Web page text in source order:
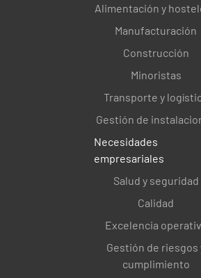
¿Tiene la nevera una capacidad
¿Se controla, registra y examina
la PSI sobre la obtención, el
la eliminación de medicamentos
Alimentación y
Manufacturación
Construcción
Minoristas
Transporte y
Gestión de
Necesidades
empresariales
Salud y seguridad
Calidad
Excelencia
Gestión de riesgos
cumplimiento